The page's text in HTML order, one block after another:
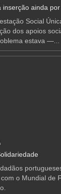
inserção ainda
Social
dos apoios
estava —...
o Mundial de